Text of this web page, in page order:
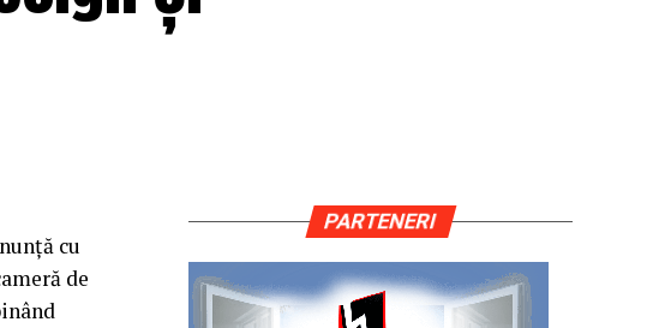
cu
de
PARTENERI